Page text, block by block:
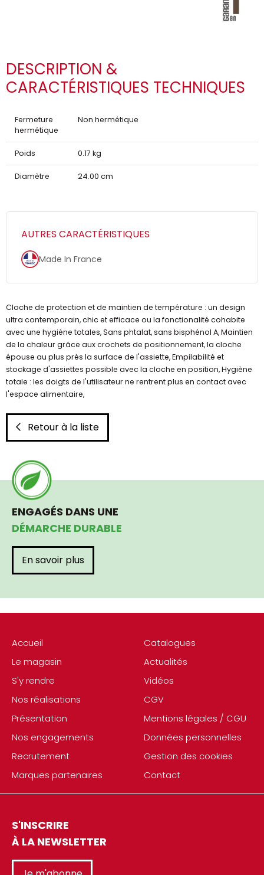
DESCRIPTION &
CARACTÉRISTIQUES TECHNIQUES
Fermeture
hermétique
Non hermétique
Poids 0.17 kg
Diamètre 24.00 cm
AUTRES CARACTÉRISTIQUES
Made In France
Cloche de protection et de maintien de température : un design
ultra contemporain, chic et efficace ou la fonctionalité cohabite
avec une hygiène totales, Sans phtalat, sans bisphénol A, Maintien
de la chaleur grâce aux crochets de positionnement, la cloche
épouse au plus près la surface de l'assiette, Empilabilité et
stockage d'assiettes possible avec la cloche en position, Hygiène
totale : les doigts de l'utilisateur ne rentrent plus en contact avec
l'espace alimentaire,
Retour à la liste
Accueil
Le magasin
S'y rendre
Nos réalisations
Présentation
Nos engagements
Recrutement
Marques partenaires
Catalogues
Actualités
Vidéos
CGV
Mentions légales / CGU
Données personnelles
Gestion des cookies
Contact
S'INSCRIRE
À LA NEWSLETTER
ENGAGÉS DANS UNE
DÉMARCHE DURABLE
En savoir plus